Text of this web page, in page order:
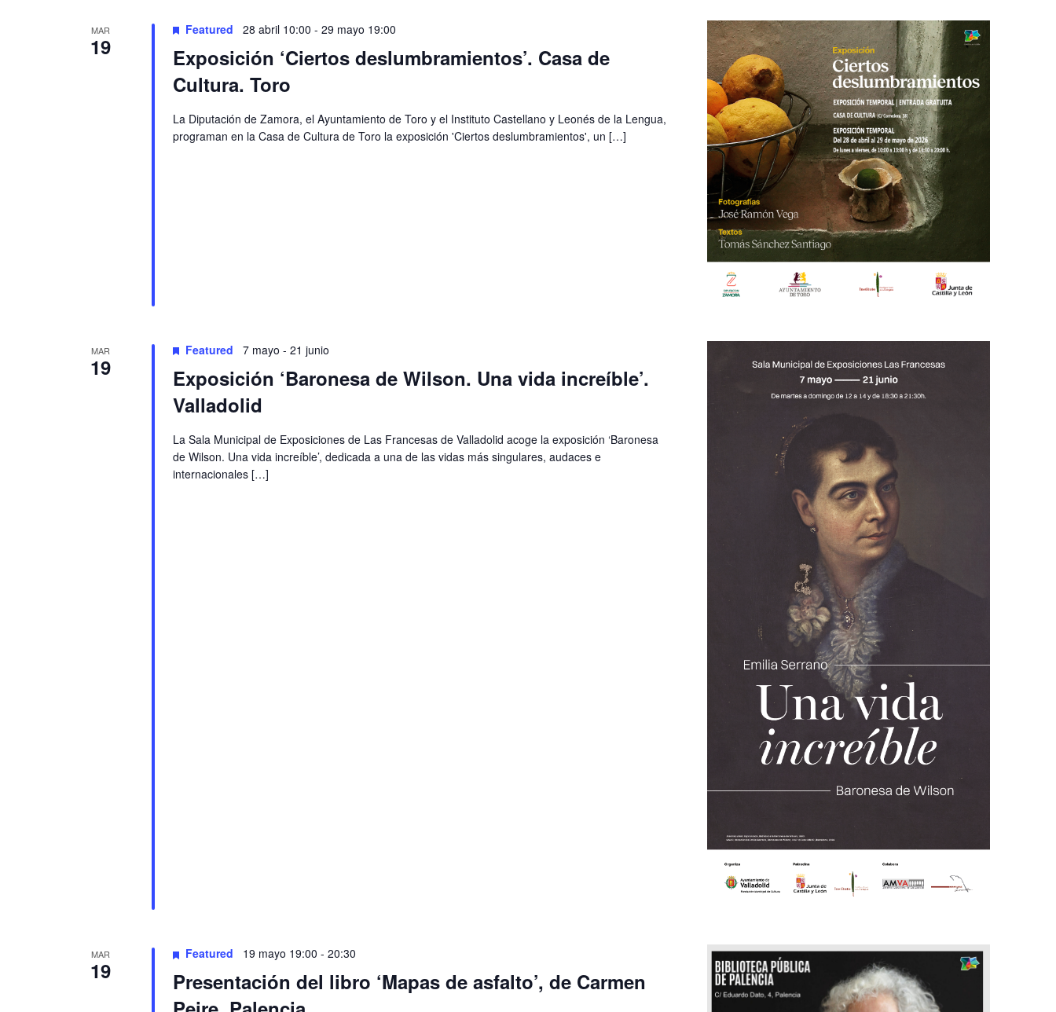
MAR
19
Featured 28 abril 10:00 - 29 mayo 19:00
Exposición ‘Ciertos deslumbramientos’. Casa de
Cultura. Toro
La Diputación de Zamora, el Ayuntamiento de Toro y el Instituto Castellano y Leonés de la Lengua,
programan en la Casa de Cultura de Toro la exposición 'Ciertos deslumbramientos', un […]
MAR
19
Featured 7 mayo - 21 junio
Exposición ‘Baronesa de Wilson. Una vida increíble’.
Valladolid
La Sala Municipal de Exposiciones de Las Francesas de Valladolid acoge la exposición ‘Baronesa
de Wilson. Una vida increíble’, dedicada a una de las vidas más singulares, audaces e
internacionales […]
MAR
19
Featured 19 mayo 19:00 - 20:30
Presentación del libro ‘Mapas de asfalto’, de Carmen